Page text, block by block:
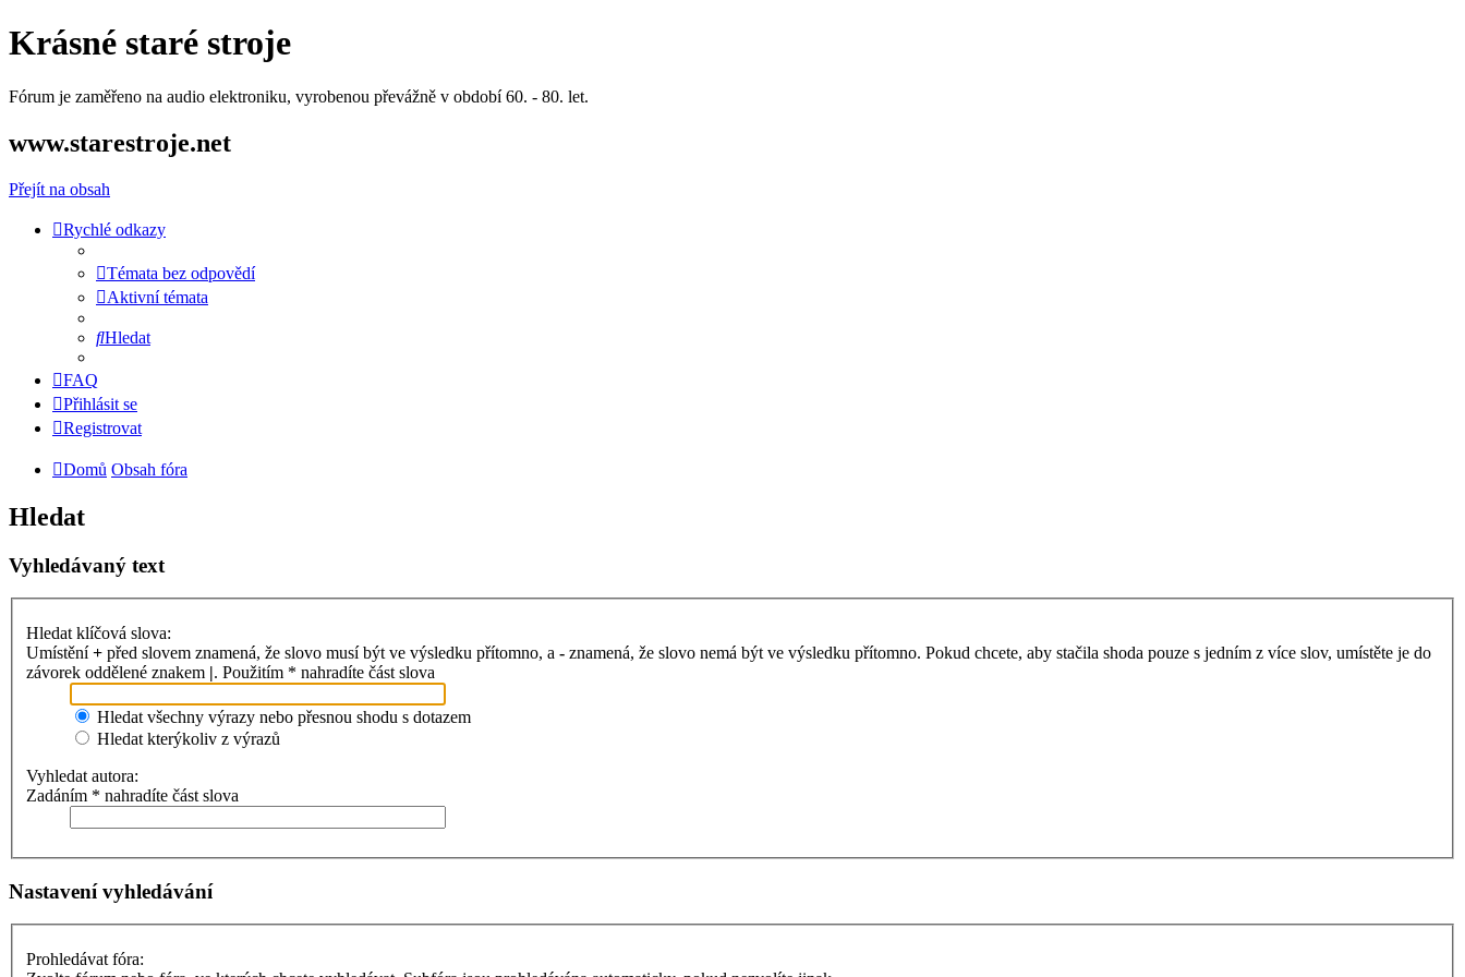
Krásné staré stroje
Fórum je zaměřeno na audio elektroniku, vyrobenou převážně v období 60. - 80. let.
www.starestroje.net
Přejít na obsah
Rychlé odkazy
Témata bez odpovědí
Aktivní témata
Hledat
FAQ
Přihlásit se
Registrovat
Domů Obsah fóra
Hledat
Vyhledávaný text
Hledat klíčová slova:
Umístění+ před slovem znamená, že slovo musí být ve výsledku přítomno, a - znamená, že slovo nemá být ve výsledku přítomno. Pokud chcete, aby stačila shoda pouze s jedním z více slov, umístěte je do
závorek oddělené znakem |. Použitím * nahradíte část slova
Hledat všechny výrazy nebo přesnou shodu s dotazem
Hledat kterýkoliv z výrazů
Vyhledat autora:
Zadáním * nahradíte část slova
Nastavení vyhledávání
Prohledávat fóra: